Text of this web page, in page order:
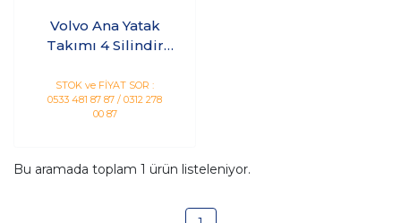
Volvo Ana Yatak
Takımı 4 Silindir
Standart Ölçü
STOK ve FİYAT SOR :
0533 481 87 87 / 0312 278
00 87
Bu aramada toplam 1 ürün listeleniyor.